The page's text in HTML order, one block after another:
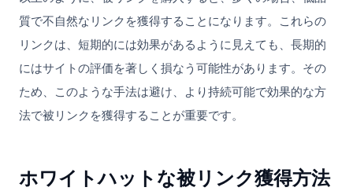
質で不自然なリンクを獲得することになります。これらの
リンクは、短期的には効果があるように見えても、長期的
にはサイトの評価を著しく損なう可能性があります。その
ため、このような手法は避け、より持続可能で効果的な方
法で被リンクを獲得することが重要です。
ホワイトハットな被リンク獲得方法